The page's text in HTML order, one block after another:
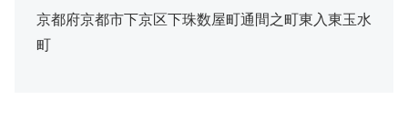
京都府京都市下京区下珠数屋町通間之町東入東玉水
町